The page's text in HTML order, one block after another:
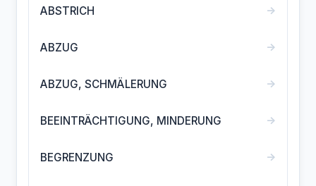
ABSTRICH →
ABZUG →
ABZUG, SCHMÄLERUNG →
BEEINTRÄCHTIGUNG, MINDERUNG →
BEGRENZUNG →